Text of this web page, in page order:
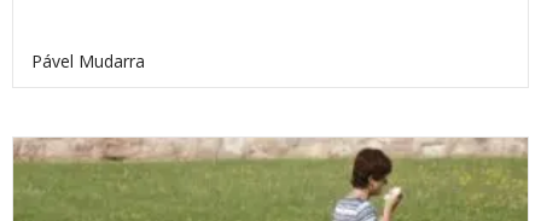
Pável Mudarra